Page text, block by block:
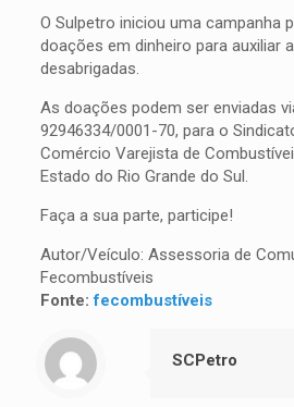
O Sulpetro iniciou uma campanha
doações em dinheiro para auxiliar
desabrigadas.
As doações podem ser enviadas
92946334/0001-70, para o
Comércio Varejista de
Estado do Rio Grande do Sul.
Faça a sua parte, participe!
Autor/Veículo: Assessoria de
Fecombustíveis
Fonte:fecombustíveis
SCPetro